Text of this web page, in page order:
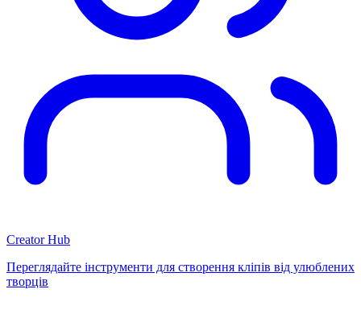
Creator Hub
Переглядайте інструменти для створення кліпів від улюблених
творців